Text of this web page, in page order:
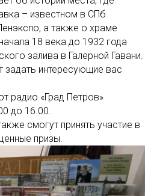
– известном в СПб
а также о храме
18 века до 1932 года
залива в Галерной Гавани.
интересующие вас
радио «Град Петров»
до 16.00.
смогут принять участие в
призы.